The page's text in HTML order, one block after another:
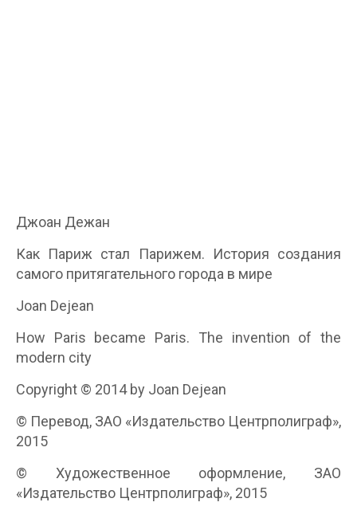
Джоан Дежан
Как Париж стал Парижем. История создания
самого притягательного города в мире
Joan Dejean
How Paris became Paris. The invention of the
modern city
Copyright © 2014 by Joan Dejean
© Перевод, ЗАО «Издательство Центрполиграф»,
2015
© Художественное оформление, ЗАО
«Издательство Центрполиграф», 2015